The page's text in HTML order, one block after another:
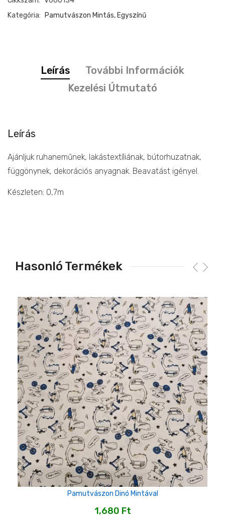
Kategória:
Pamutvászon Mintás, Egyszínű
Leírás
További Információk
Kezelési Útmutató
Leírás
Ajánljuk ruhaneműnek, lakástextíliának, bútorhuzatnak,
függönynek, dekorációs anyagnak. Beavatást igényel.
Készleten: 0,7m
Hasonló Termékek
Pamutvászon Dinó Mintával
1,680 Ft